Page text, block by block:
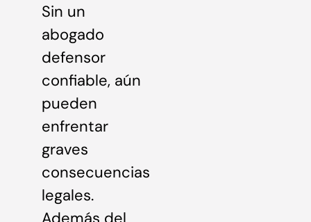
Sin un
abogado
defensor
confiable, aún
pueden
enfrentar
graves
consecuencias
legales.
Además del